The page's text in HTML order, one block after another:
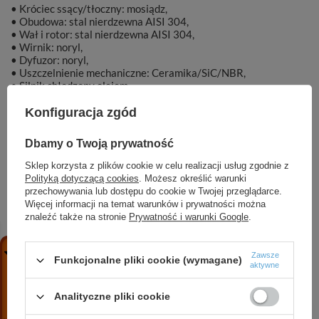
• Króciec ssący/tłoczny: mosiądz,
• Obudowa: stal nierdzewna AISI 304,
• Wał i rotor: stal nierdzewna AISI 304,
• Wirnik: noryl,
• Dyfuzor: noryl,
• Uszczelnienie mechaniczne: Ceramika/SiC/NBR,
• Silnik chłodzony olejem.
Marka DAMBAT
Symbol 002513
ZOBACZ RÓWNIEŻ
4 FP4 D010 (0,75 kW, 400 V) pompa głębinowa
Konfiguracja zgód
Dbamy o Twoją prywatność
Sklep korzysta z plików cookie w celu realizacji usług zgodnie z
Polityką dotyczącą cookies. Możesz określić warunki
przechowywania lub dostępu do cookie w Twojej przeglądarce.
Więcej informacji na temat warunków i prywatności można
znaleźć także na stronie Prywatność i warunki Google.
Funkcjonalne pliki cookie (wymagane)
Zawsze
aktywne
Analityczne pliki cookie